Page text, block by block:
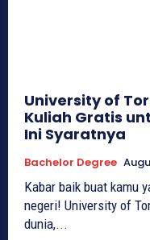
University of
Kuliah Gratis
Ini Syaratnya
Bachelor Degree
Kabar baik buat kamu
negeri! University of
dunia,...